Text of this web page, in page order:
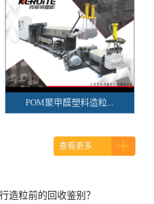
POM聚甲醛塑料造粒...
查看更多
造粒前的回收鉴别？